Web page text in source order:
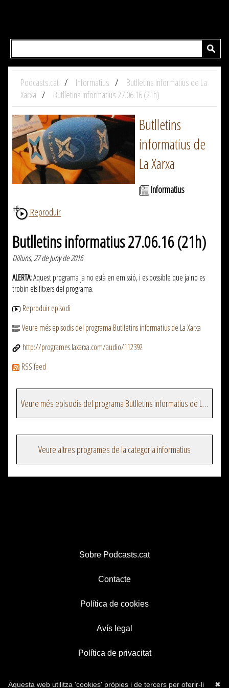
Podcasts.cat Informatius
Butlletins informatius de La
Xarxa
Butlletins informatius 27.06.16 (21h)
Butlletins
informatius de
La Xarxa
Informatius
Reproduir
Butlletins informatius 27.06.16 (21h)
Dilluns, 27 de Juny de 2016
ALERTA:Aquest programa ja no està en emissió, i es possible que ja no es
trobin els fitxers del programa.
Reproduir episodi
Veure més episodis del programa Butlletins informatius de La Xarxa
http://programes.laxarxa.com/audio/112392
RSS feed
Veure més episodis del programa Butlletins informatius de La Xarxa
Veure altres programes de la categoria informatius
Sobre Podcasts.cat
Contacte
Política de cookies
Avís legal
Política de privacitat
✖
Aquesta web utilitza 'cookies' pròpies i de tercers per oferir-li